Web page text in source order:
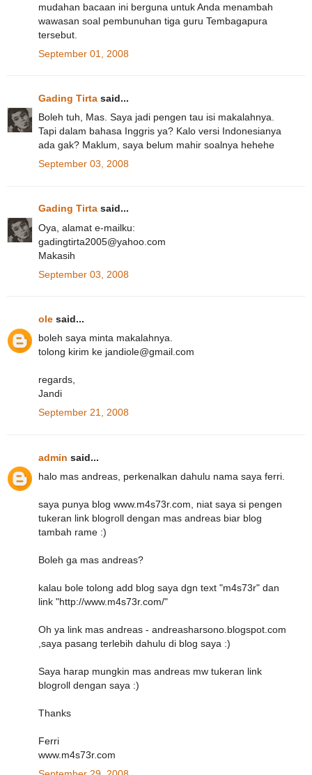
mudahan bacaan ini berguna untuk Anda menambah
wawasan soal pembunuhan tiga guru Tembagapura
tersebut.
September 01, 2008
Gading Tirta said...
Boleh tuh, Mas. Saya jadi pengen tau isi makalahnya.
Tapi dalam bahasa Inggris ya? Kalo versi Indonesianya
ada gak? Maklum, saya belum mahir soalnya hehehe
September 03, 2008
Gading Tirta said...
Oya, alamat e-mailku:
gadingtirta2005@yahoo.com
Makasih
September 03, 2008
ole said...
boleh saya minta makalahnya.
tolong kirim ke jandiole@gmail.com
regards,
Jandi
September 21, 2008
admin said...
halo mas andreas, perkenalkan dahulu nama saya ferri.
saya punya blog www.m4s73r.com, niat saya si pengen
tukeran link blogroll dengan mas andreas biar blog
tambah rame :)
Boleh ga mas andreas?
kalau bole tolong add blog saya dgn text "m4s73r" dan
link "http://www.m4s73r.com/"
Oh ya link mas andreas - andreasharsono.blogspot.com
,saya pasang terlebih dahulu di blog saya :)
Saya harap mungkin mas andreas mw tukeran link
blogroll dengan saya :)
Thanks
Ferri
www.m4s73r.com